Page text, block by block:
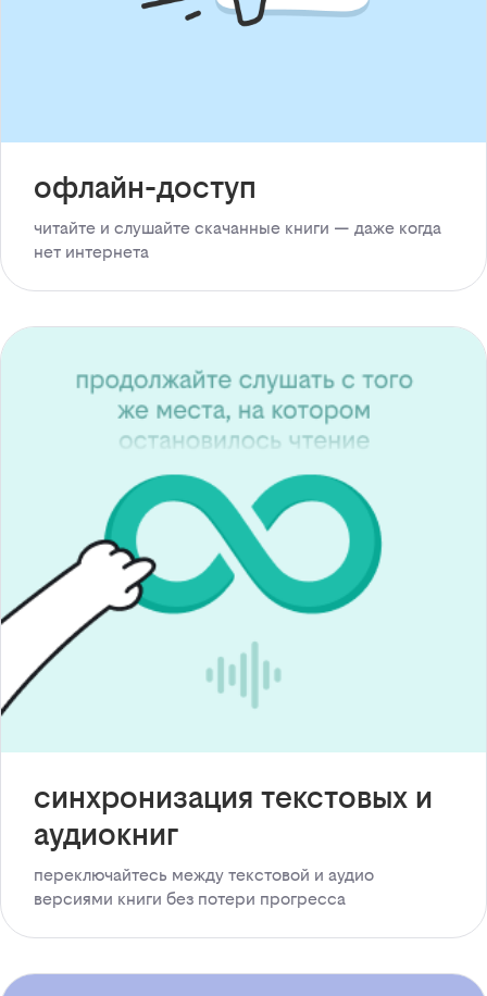
офлайн-доступ
читайте и слушайте скачанные книги — даже когда
нет интернета
синхронизация текстовых и
аудиокниг
переключайтесь между текстовой и аудио
версиями книги без потери прогресса